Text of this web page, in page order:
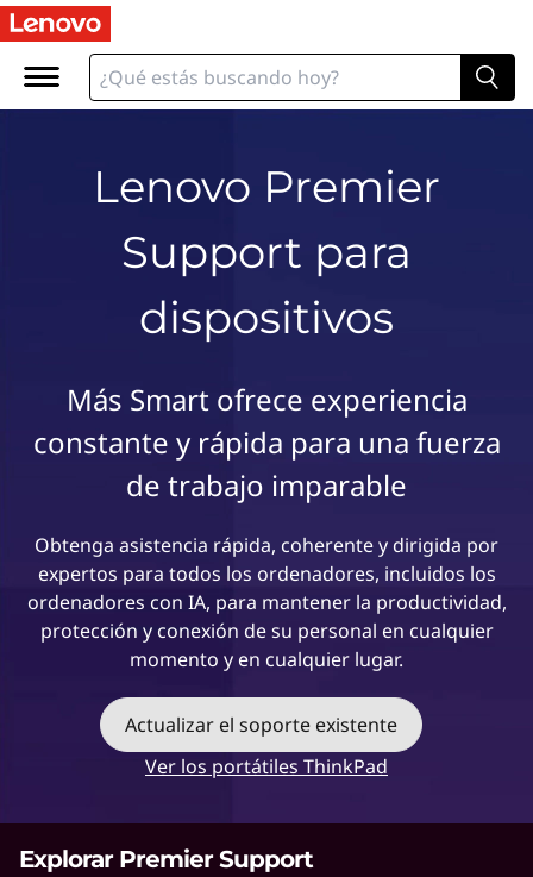
L
e
Lenovo Premier
Support para
dispositivos
Más Smart ofrece experiencia
constante y rápida para una fuerza
de trabajo imparable
Obtenga asistencia rápida, coherente y dirigida por
expertos para todos los ordenadores, incluidos los
ordenadores con IA, para mantener la productividad,
protección y conexión de su personal en cualquier
momento y en cualquier lugar.
Actualizar el soporte existente
Ver los portátiles ThinkPad
Explorar Premier Support